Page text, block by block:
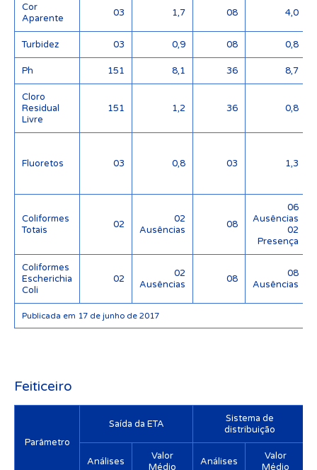
Publicada em 17 de junho de 2017
Cor
Aparente
03 1,7 08 4,0
Turbidez 03 0,9 08 0,8
Ph 151 8,1 36 8,7
Cloro
Residual
Livre
151 1,2 36 0,8
Fluoretos 03 0,8 03 1,3
Coliformes
Totais
02
02
Ausências
08
06
Ausências
02
Presença
Coliformes
Escherichia
Coli
02
02
Ausências
08
08
Ausências
Feiticeiro
Parâmetro
Saída da ETA
Sistema de
distribuição
Análises
Valor
Médio
Análises
Valor
Médio